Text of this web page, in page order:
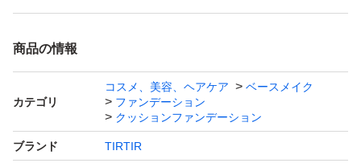
お値下げ不可。コメントなしの即購入OKです。
クッションファンデーション
商品の情報
カテゴリ
コスメ、美容、ヘアケア
ベースメイク
ファンデーション
クッションファンデーション
ブランド TIRTIR